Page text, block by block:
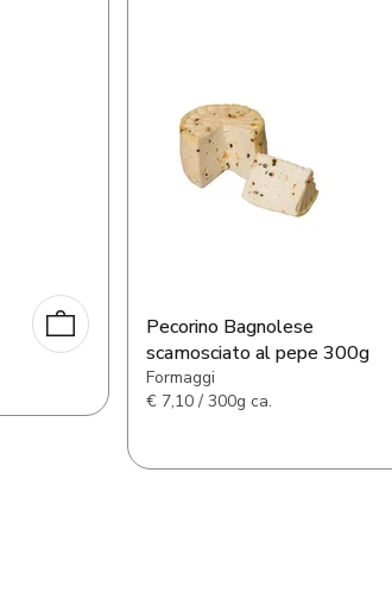
Pecorino Bagnolese
scamosciato al pepe 300g
Formaggi
€ 7,10 / 300g ca.